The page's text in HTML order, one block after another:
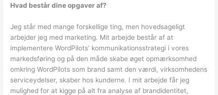
Hvad består dine opgaver af?
Jeg står med mange forskellige ting, men hovedsageligt
arbejder jeg med marketing. Mit arbejde består af at
implementere WordPilots’ kommunikationsstrategi i vores
markedsføring og på den måde skabe øget opmærksomhed
omkring WordPilots som brand samt den værdi, virksomhedens
serviceydelser, skaber hos kunderne. I mit arbejde får jeg
mulighed for at kigge på alt fra analyse af brandidentitet,